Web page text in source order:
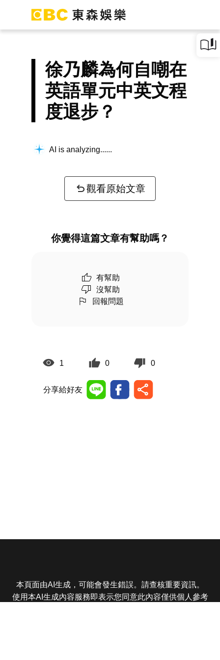
徐乃麟為何自嘲在
英語單元中英文程
度退步？
AI is analyzing...
觀看原始文章
你覺得這篇文章有幫助嗎？
有幫助
沒幫助
回報問題
1 0 0
分享給好友
本頁面由AI生成，可能會發生錯誤。請查核重要資訊。
使用本AI生成內容服務即表示您同意此內容僅供個人參考